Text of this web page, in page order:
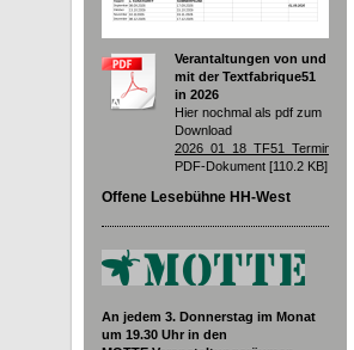
Verantaltungen von und
mit der Textfabrique51
in 2026
Hier nochmal als pdf zum
Download
2026_01_18_TF51_Termine.pdf
PDF-Dokument [110.2 KB]
Offene Lesebühne HH-West
An jedem 3. Donnerstag im Monat
um 19.30 Uhr in den